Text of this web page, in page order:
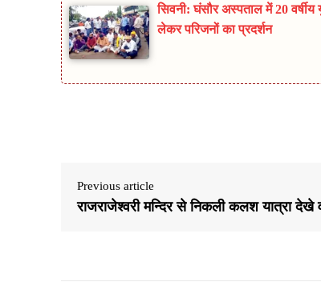
सिवनी: घंसौर अस्पताल में 20
लेकर परिजनों का प्रदर्शन
Previous article
राजराजेश्वरी मन्दिर से निकली कलश यात्रा देखे